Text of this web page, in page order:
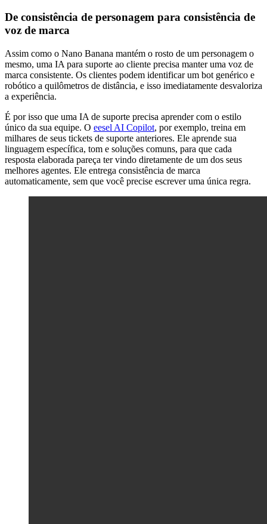
De consistência de personagem para consistência de
voz de marca
Assim como o Nano Banana mantém o rosto de um personagem o
mesmo, uma IA para suporte ao cliente precisa manter uma voz de
marca consistente. Os clientes podem identificar um bot genérico e
robótico a quilômetros de distância, e isso imediatamente desvaloriza
a experiência.
É por isso que uma IA de suporte precisa aprender com o estilo
único da sua equipe. O eesel AI Copilot, por exemplo, treina em
milhares de seus tickets de suporte anteriores. Ele aprende sua
linguagem específica, tom e soluções comuns, para que cada
resposta elaborada pareça ter vindo diretamente de um dos seus
melhores agentes. Ele entrega consistência de marca
automaticamente, sem que você precise escrever uma única regra.